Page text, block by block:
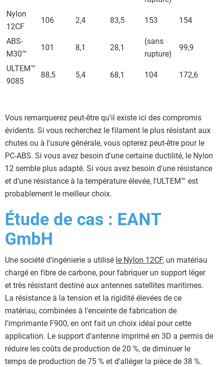
Nylon
12CF
106 2,4 83,5 153 154
ABS-
M30™
101 8,1 28,1
(sans
rupture)
99,9
ULTEM™
9085
88,5 5,4 68,1 104 172,6
Vous remarquerez peut-être qu'il existe ici des compromis
évidents. Si vous recherchez le filament le plus résistant aux
chutes ou à l'usure générale, vous opterez peut-être pour le
PC-ABS. Si vous avez besoin d'une certaine ductilité, le Nylon
12 semble plus adapté. Si vous avez besoin d'une résistance
et d'une résistance à la température élevée, l'ULTEM™ est
probablement le meilleur choix.
Étude de cas : EANT
GmbH
Une société d'ingénierie a utilisé le Nylon 12CF, un matériau
chargé en fibre de carbone, pour fabriquer un support léger
et très résistant destiné aux antennes satellites maritimes.
La résistance à la tension et la rigidité élevées de ce
matériau, combinées à l'enceinte de fabrication de
l'imprimante F900, en ont fait un choix idéal pour cette
application. Le support d'antenne imprimé en 3D a permis de
réduire les coûts de production de 20 %, de diminuer le
temps de production de 75 % et d'alléger la pièce de 38 %.